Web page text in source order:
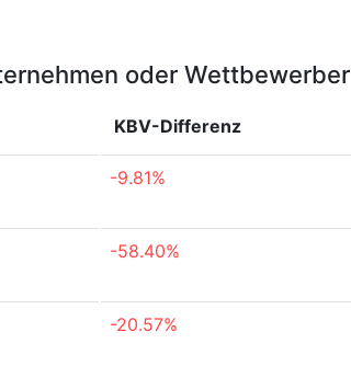
oder Wettbewerber
KBV-Differenz
-9.81%
-58.40%
-20.57%